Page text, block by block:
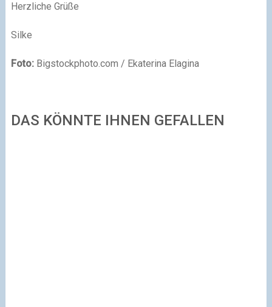
Herzliche Grüße
Silke
Foto:Bigstockphoto.com / Ekaterina Elagina
DAS KÖNNTE IHNEN GEFALLEN